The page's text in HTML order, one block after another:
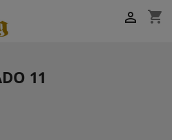
shopping_cart

11